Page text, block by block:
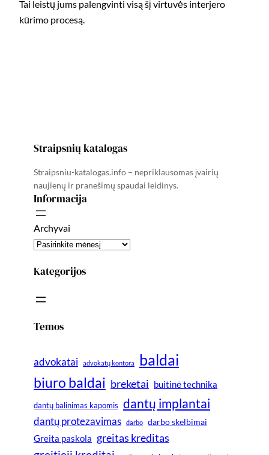
Tai leistų jums palengvinti visą šį virtuvės interjero
kūrimo procesą.
Straipsnių katalogas
Straipsniu-katalogas.info – nepriklausomas įvairių
naujienų ir pranešimų spaudai leidinys.
Informacija
Archyvai
Kategorijos
Temos
advokatai advokatų kontora baldai
biuro baldai breketai buitinė technika
dantų balinimas kapomis dantų implantai
dantų protezavimas darbo darbo skelbimai
Greita paskola greitas kreditas